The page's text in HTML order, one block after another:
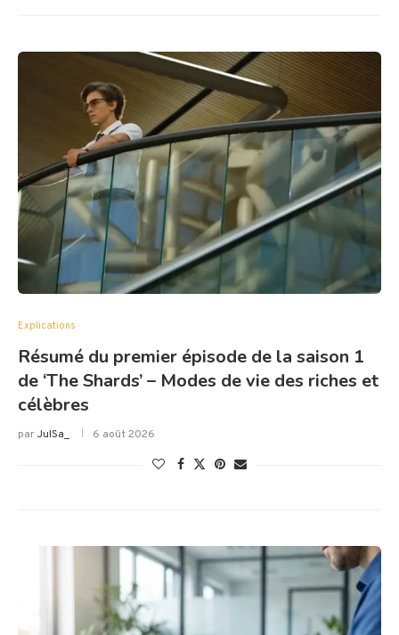
Explications
Résumé du premier épisode de la saison 1
de ‘The Shards’ – Modes de vie des riches et
célèbres
parJulSa_ 6 août 2026